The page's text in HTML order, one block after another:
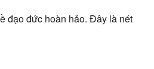
đạo đức hoàn hảo. Đây là nét